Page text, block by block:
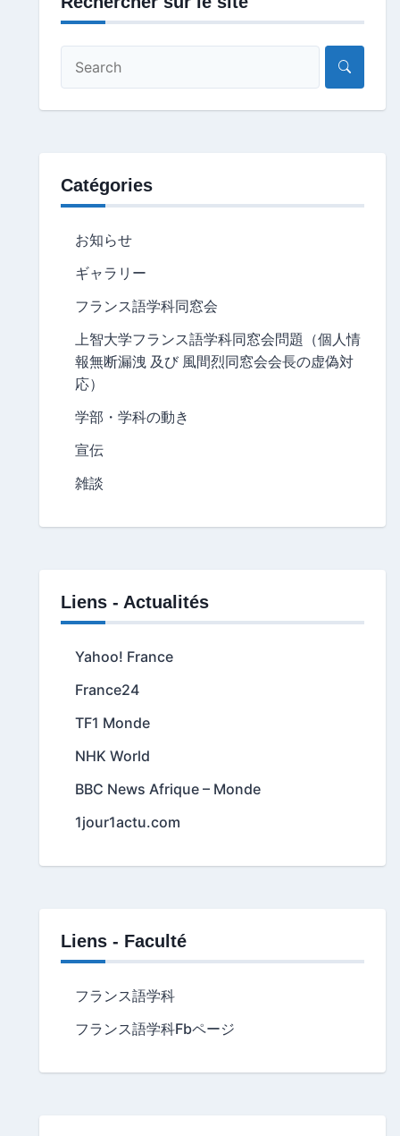
Catégories
お知らせ
ギャラリー
フランス語学科同窓会
上智大学フランス語学科同窓会問題（個人情
報無断漏洩 及び 風間烈同窓会会長の虚偽対
応）
学部・学科の動き
宣伝
雑談
Liens - Actualités
Yahoo! France
France24
TF1 Monde
NHK World
BBC News Afrique – Monde
1jour1actu.com
Liens - Faculté
フランス語学科
フランス語学科Fbページ